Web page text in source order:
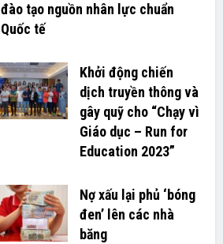
đào tạo nguồn nhân lực chuẩn
Quốc tế
Khởi động chiến
dịch truyền thông và
gây quỹ cho “Chạy vì
Giáo dục – Run for
Education 2023”
Nợ xấu lại phủ ‘bóng
đen’ lên các nhà
băng